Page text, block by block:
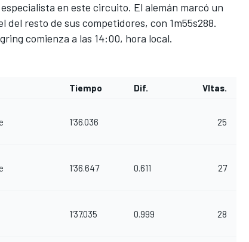
en este circuito. El alemán marcó un
del resto de sus competidores, con 1m55s288.
comienza a las 14:00, hora local.
Tiempo Dif. Vltas.
1'36.036 25
1'36.647 0.611 27
1'37.035 0.999 28